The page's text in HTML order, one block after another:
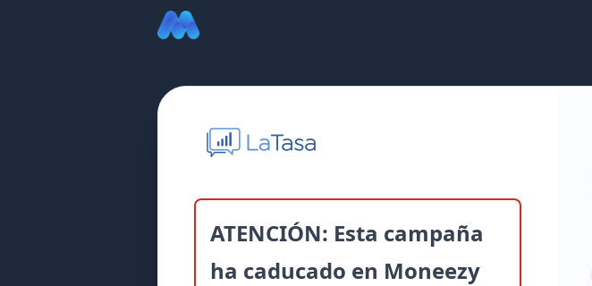
ATENCIÓN: Esta campaña
ha caducado en Moneezy